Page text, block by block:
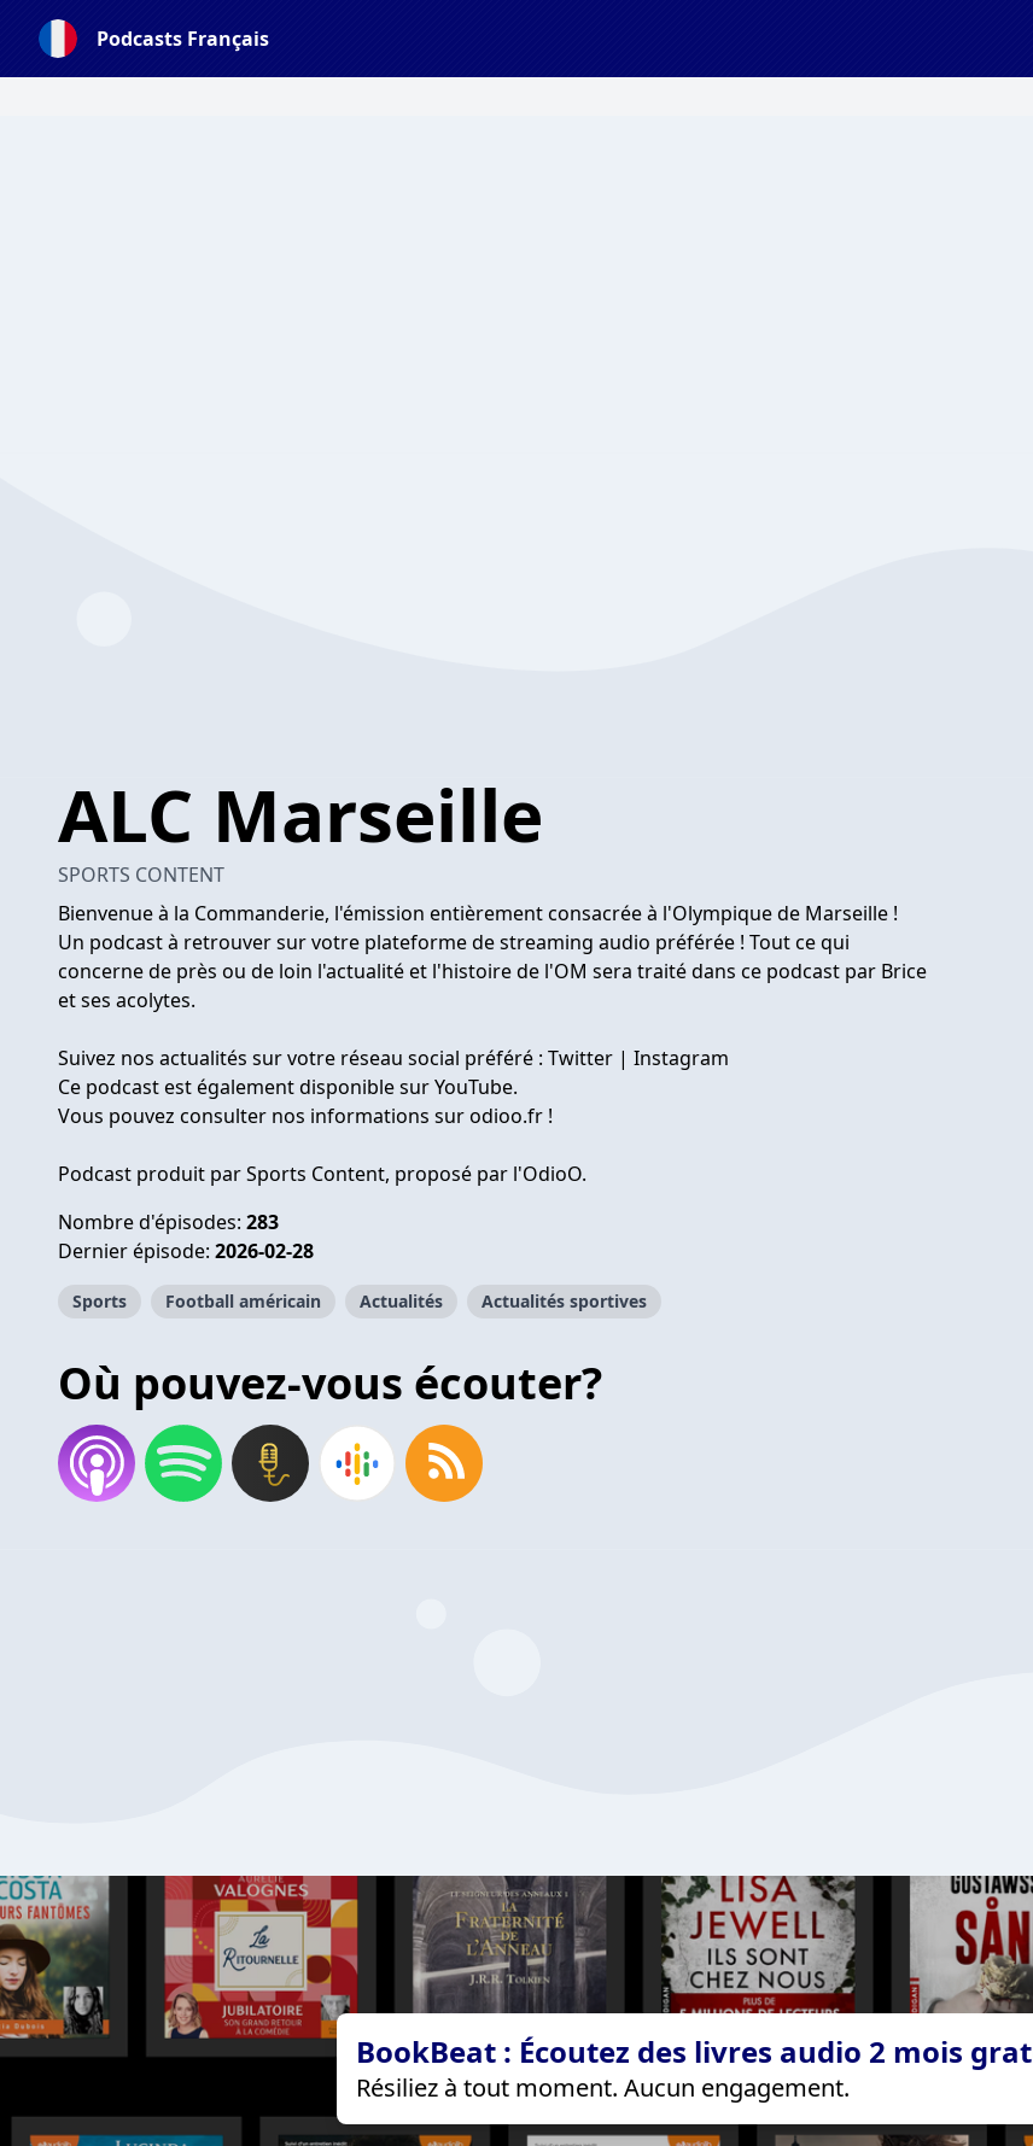
Podcasts Français
ALC Marseille
SPORTS CONTENT
Bienvenue à la Commanderie, l'émission entièrement consacrée à l'Olympique de Marseille !
Un podcast à retrouver sur votre plateforme de streaming audio préférée ! Tout ce qui
concerne de près ou de loin l'actualité et l'histoire de l'OM sera traité dans ce podcast par Brice
et ses acolytes.
Suivez nos actualités sur votre réseau social préféré : Twitter | Instagram
Ce podcast est également disponible sur YouTube.
Vous pouvez consulter nos informations sur odioo.fr !
Podcast produit par Sports Content, proposé par l'OdioO.
Nombre d'épisodes: 283
Dernier épisode: 2026-02-28
Sports Football américain Actualités Actualités sportives
Où pouvez-vous écouter?
BookBeat : Écoutez des livres audio 2 mois
Résiliez à tout moment. Aucun engagement.